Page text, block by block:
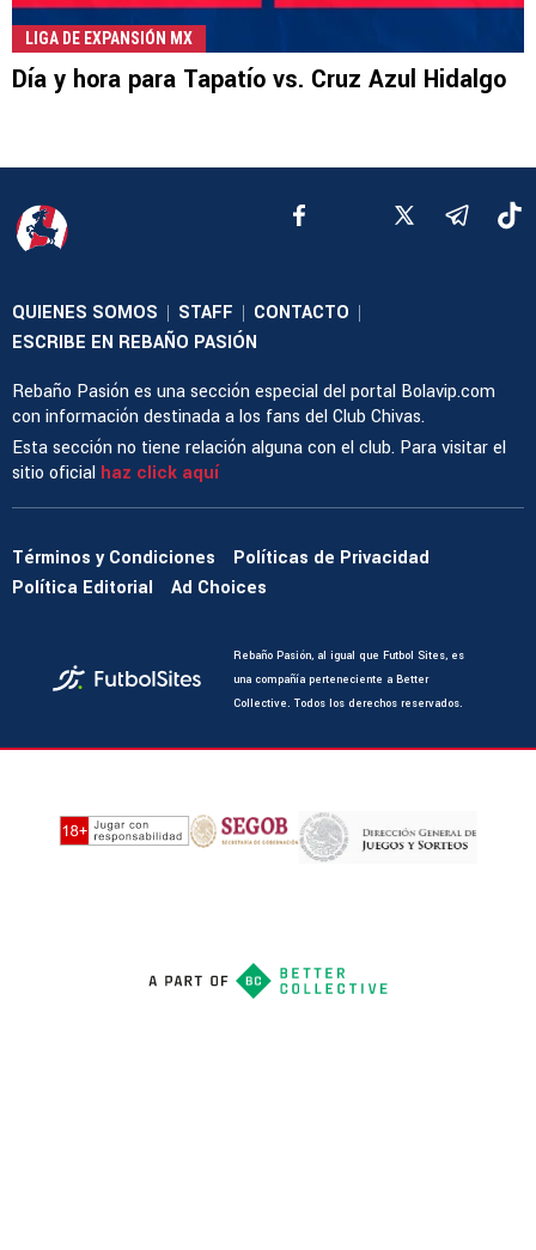
LIGA DE EXPANSIÓN MX
Día y hora para Tapatío vs. Cruz Azul Hidalgo
QUIENES SOMOS | STAFF | CONTACTO |
ESCRIBE EN REBAÑO PASIÓN
Rebaño Pasión es una sección especial del portal Bolavip.com
con información destinada a los fans del Club Chivas.
Esta sección no tiene relación alguna con el club. Para visitar el
sitio oficial haz click aquí
Términos y Condiciones
Políticas de Privacidad
Política Editorial
Ad Choices
Rebaño Pasión, al igual que Futbol Sites, es
una compañía perteneciente a Better
Collective. Todos los derechos reservados.